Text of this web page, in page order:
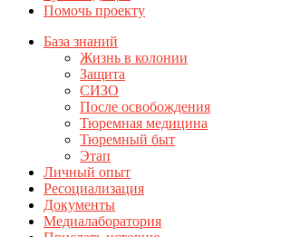
Помочь проекту
База знаний
Жизнь в колонии
Защита
СИЗО
После освобождения
Тюремная медицина
Тюремный быт
Этап
Личный опыт
Ресоциализация
Документы
Медиалаборатория